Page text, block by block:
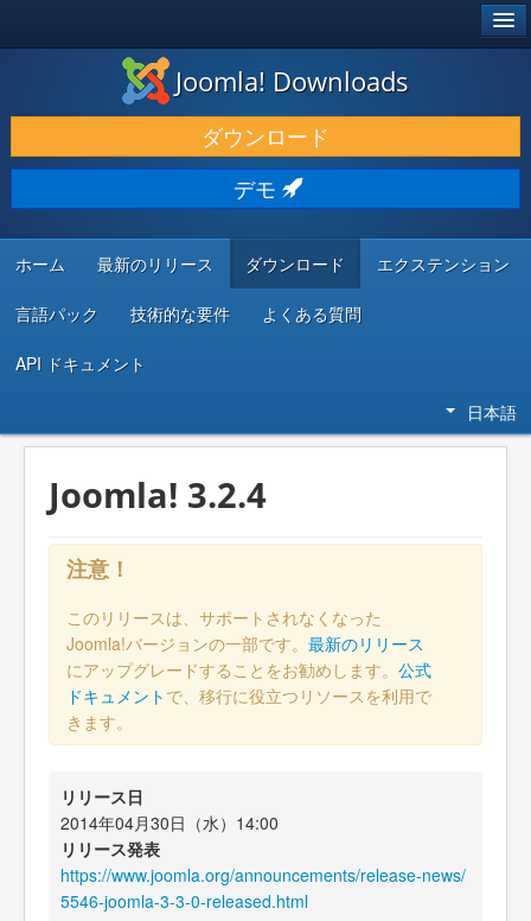
ダウンロードと機能拡張
発見と学び
コミュニティとサポート
開発者向けリソース
Joomla! Downloads
ダウンロード
デモ
ホーム 最新のリリース ダウンロード エクステンション
言語パック 技術的な要件 よくある質問
API ドキュメント
日本語
Joomla! 3.2.4
注意！
このリリースは、サポートされなくなった
Joomla!バージョンの一部です。 最新のリリース
にアップグレードすることをお勧めします。 公式
ドキュメント で、移行に役立つリソースを利用で
きます。
リリース日
2014年04月30日（水）14:00
リリース発表
https://www.joomla.org/announcements/release-news/
5546-joomla-3-3-0-released.html